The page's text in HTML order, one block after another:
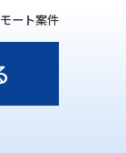
ート案件